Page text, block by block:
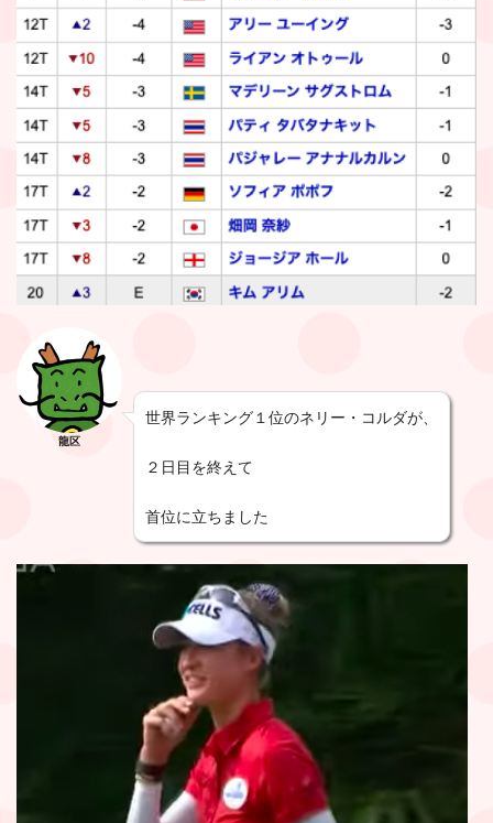
龍区
世界ランキング１位のネリー・コルダが、
２日目を終えて
首位に立ちました